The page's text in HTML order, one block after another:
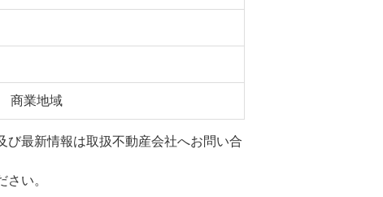
商業地域
び最新情報は取扱不動産会社へお問い合
い。